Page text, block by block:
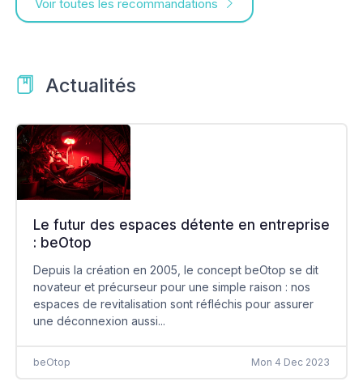
Voir toutes les recommandations
Actualités
Le futur des espaces détente en entreprise
: beOtop
Depuis la création en 2005, le concept beOtop se dit
novateur et précurseur pour une simple raison : nos
espaces de revitalisation sont réfléchis pour assurer
une déconnexion aussi...
beOtop Mon 4 Dec 2023